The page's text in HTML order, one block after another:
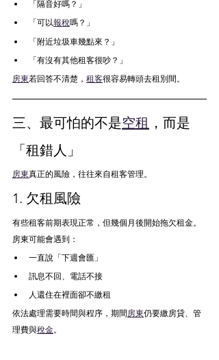
「隔音好嗎？」
「可以報稅嗎？」
「附近垃圾車幾點來？」
「有沒有其他租客很吵？」
房東若回答不清楚， 租客很容易轉頭去租別間。
三、最可怕的不是空租 ，而是
「租錯人」
房東真正的風險，往往來自租客管理。
1. 欠租風險
有些租客前期表現正常，但幾個月後開始拖欠租金。
房東可能會遇到：
一直說「下週會匯」
訊息不回、電話不接
人還住在裡面卻不繳租
依法處理需要時間與程序，期間房東仍要繳房貸、管
理費與稅金。